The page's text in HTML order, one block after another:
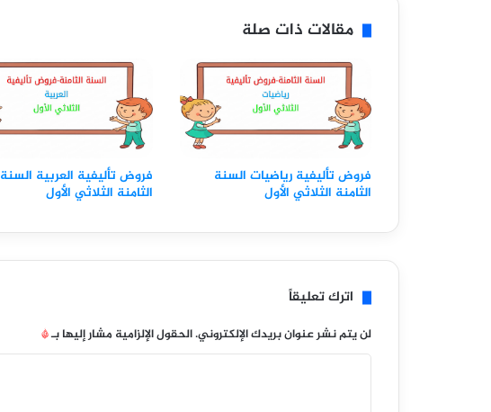
مقالات ذات صلة
فروض تأليفية رياضيات السنة
الثامنة الثلاثي الأول
فروض تأليفية العربية السنة
الثامنة الثلاثي الأول
اترك تعليقاً
لن يتم نشر عنوان بريدك الإلكتروني.الحقول الإلزامية مشار إليها بـ*